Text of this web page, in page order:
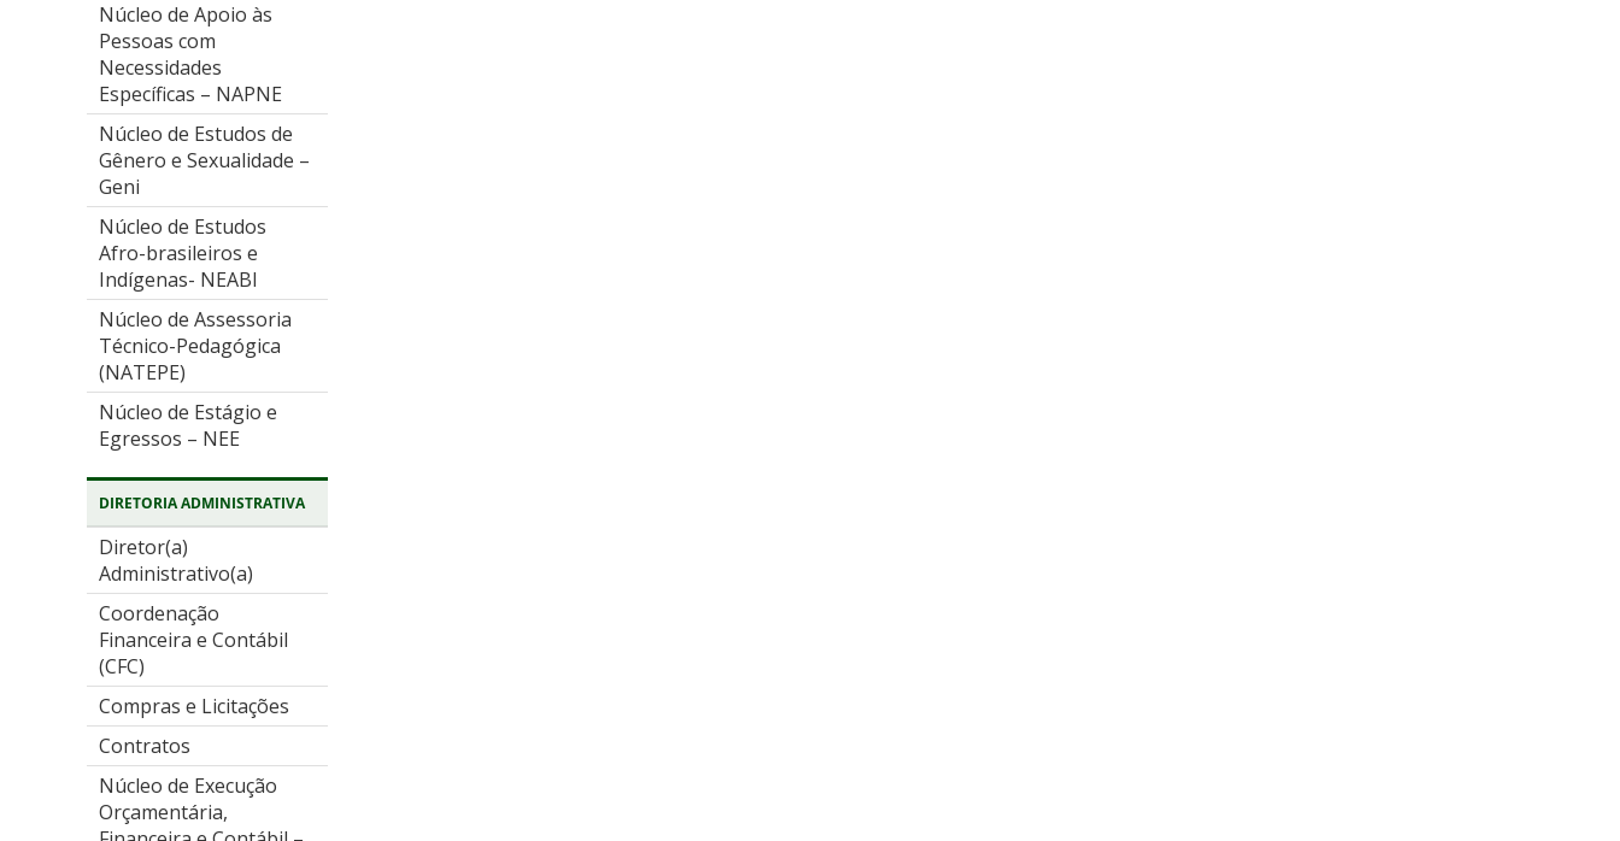
Núcleo de Apoio às
Pessoas com
Necessidades
Específicas – NAPNE
Núcleo de Estudos de
Gênero e Sexualidade –
Geni
Núcleo de Estudos
Afro-brasileiros e
Indígenas- NEABI
Núcleo de Assessoria
Técnico-Pedagógica
(NATEPE)
Núcleo de Estágio e
Egressos – NEE
DIRETORIA ADMINISTRATIVA
Diretor(a)
Administrativo(a)
Coordenação
Financeira e Contábil
(CFC)
Compras e Licitações
Contratos
Núcleo de Execução
Orçamentária,